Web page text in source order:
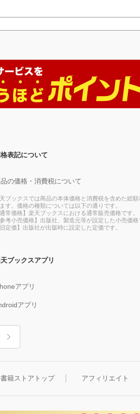
表記について
の価格・消費税について
ブックスでは商品の本体価格と消費税を含めた総額
す。価格の種類については以下の通りです。
通常価格】楽天ブックスにおける通常販売価格です。
参考小売価格】出版社、製造元等が設定した小売価格
旧定価】出版社が出版時に設定した定価です。
ブックスアプリ
アプリ
アプリ
籍ストアトップ アフィリエイト